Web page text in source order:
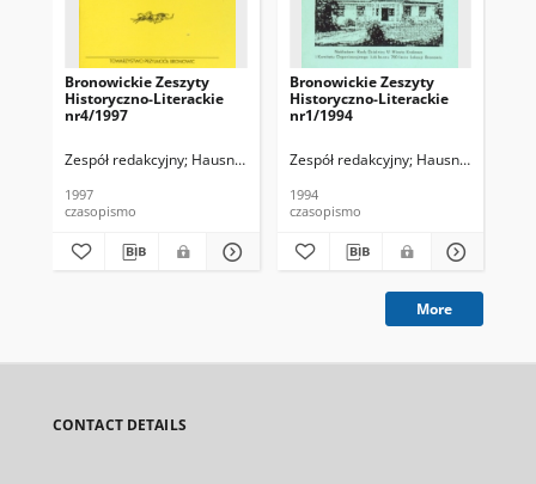
Bronowickie Zeszyty
Historyczno-Literackie
nr4/1997
Zespół redakcyjny Hausner, Wojciech
1997
czasopismo
Bronowickie Zeszyty
Historyczno-Literackie
nr1/1994
Zespół redakcyjny Hausner,
1994
czasopismo
More
CONTACT DETAILS